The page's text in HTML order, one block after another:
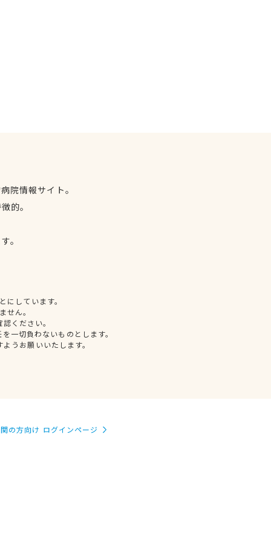
院情報サイト。
的。
。
しています。
せん。
ください。
一切負わないものとします。
うお願いいたします。
の方向け ログインページ